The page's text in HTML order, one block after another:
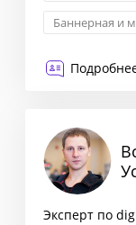
Баннерная и
Эксперт по